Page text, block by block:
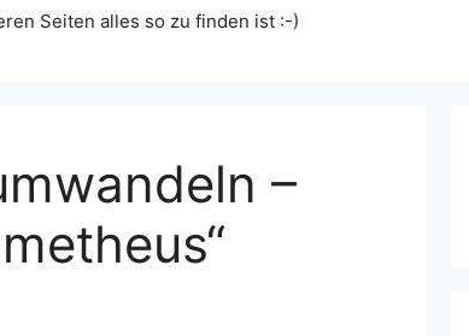
Seiten alles so zu finden ist :-)
–